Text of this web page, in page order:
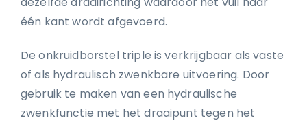
één kant wordt afgevoerd.
De onkruidborstel triple is verkrijgbaar als vaste
of als hydraulisch zwenkbare uitvoering. Door
gebruik te maken van een hydraulische
zwenkfunctie met het draaipunt tegen het